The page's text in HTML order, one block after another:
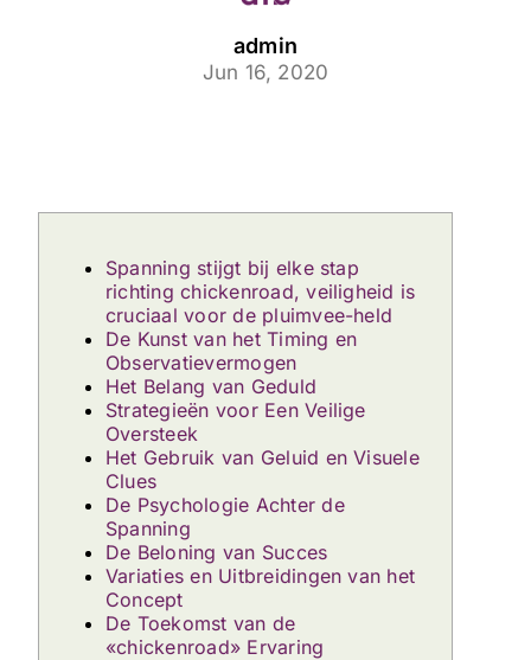
admin
Jun 16, 2020
Spanning stijgt bij elke stap
richting chickenroad, veiligheid is
cruciaal voor de pluimvee-held
De Kunst van het Timing en
Observatievermogen
Het Belang van Geduld
Strategieën voor Een Veilige
Oversteek
Het Gebruik van Geluid en Visuele
Clues
De Psychologie Achter de
Spanning
De Beloning van Succes
Variaties en Uitbreidingen van het
Concept
De Toekomst van de
«chickenroad» Ervaring